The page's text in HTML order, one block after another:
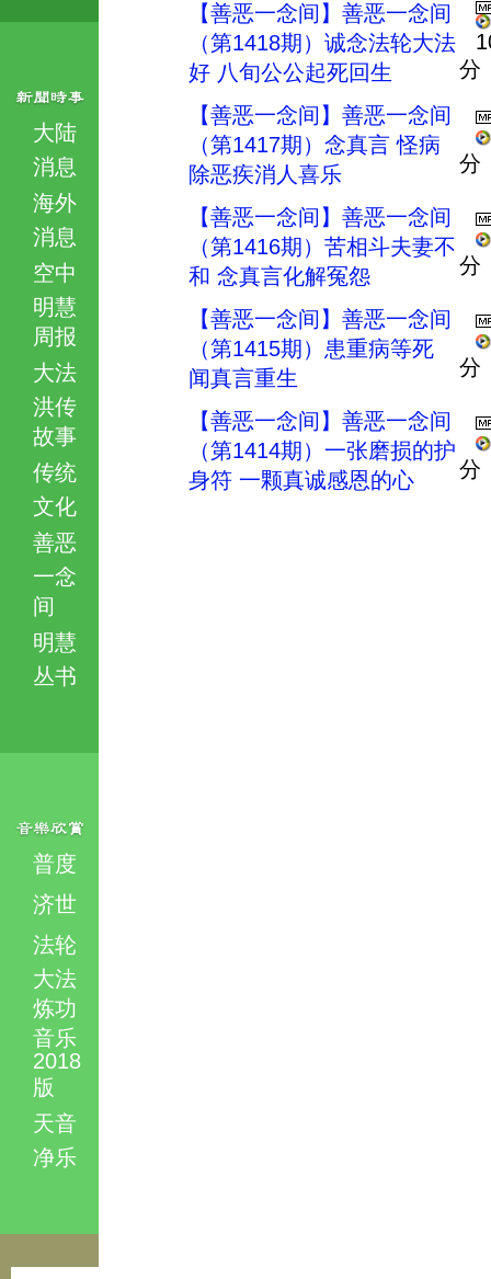
大陆
消息
海外
消息
空中
明慧
周报
大法
洪传
故事
传统
文化
善恶
一念
间
明慧
丛书
普度
济世
法轮
大法
炼功
音乐
2018
版
天音
净乐
【善恶一念间】善恶一念间
（第1418期）诚念法轮大法
好 八旬公公起死回生
分
【善恶一念间】善恶一念间
（第1417期）念真言 怪病
除恶疾消人喜乐
分
【善恶一念间】善恶一念间
（第1416期）苦相斗夫妻不
和 念真言化解冤怨
分
【善恶一念间】善恶一念间
（第1415期）患重病等死
闻真言重生
分
【善恶一念间】善恶一念间
（第1414期）一张磨损的护
身符 一颗真诚感恩的心
分